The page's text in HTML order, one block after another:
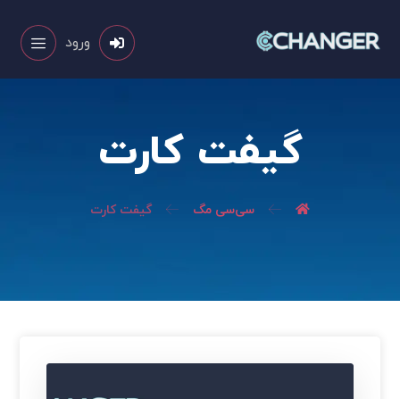
ورود
گیفت کارت
سی‌سی مگ گیفت کارت